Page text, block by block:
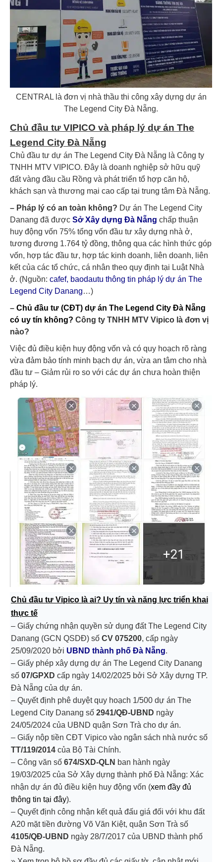
CENTRAL là đơn vị nhà thầu thi công xây dựng dự án
The Legend City Đà Nẵng.
Chủ đầu tư VIPICO và pháp lý dự án The
Legend City Đà Nẵng
Chủ đầu tư dự án The Legend City Đà Nẵng là Công ty
TNHH MTV VIPICO. Đây là doanh nghiệp sở hữu quỹ
đất vàng đầu cầu Rồng và phát triển tổ hợp căn hộ,
khách sạn và thương mại cao cấp tại trung tâm Đà Nẵng.
– Pháp lý có an toàn không? Dự án The Legend City
Danang đã được Sở Xây dựng Đà Nẵng chấp thuận
huy động vốn 75% tổng vốn đầu tư xây dựng nhà ở,
tương đương 1.764 tỷ đồng, thông qua các hình thức góp
vốn, hợp tác đầu tư, hợp tác kinh doanh, liên doanh, liên
kết của các tổ chức, cá nhân theo quy định tại Luật Nhà
ở. (Nguồn: cafef, baodautu thông tin pháp lý dự án The
Legend City Danang…)
– Chủ đầu tư (CĐT) dự án The Legend City Đà Nẵng
có uy tín không? Công ty TNHH MTV Vipico là đơn vị
nào?
Việc đủ điều kiện huy động vốn và có quy hoạch rõ ràng
vừa đảm bảo tính minh bạch dự án, vừa an tâm cho nhà
đầu tư – Giảm rủi ro so với các dự án chưa hoàn thiện
pháp lý.
Chủ đầu tư Vipico là ai? Uy tín và năng lực triển khai
thực tế
– Giấy chứng nhận quyền sử dụng đất The Legend City
Danang (GCN QSDĐ) số CV 075200, cấp ngày
25/09/2020 bởi UBND thành phố Đà Nẵng.
– Giấy phép xây dựng dự án The Legend City Danang
số 07/GPXD cấp ngày 14/02/2025 bởi Sở Xây dựng TP.
Đà Nẵng của dự án.
– Quyết định phê duyệtquy hoạch 1/500 dự án The
Legend City Danang số 2941/QĐ-UBND ngày
24/05/2024 của UBND quận Sơn Trà cho dự án.
– Giấy nộp tiền CĐT Vipico vào ngân sách nhà nước số
TT/119/2014 của Bộ Tài Chính.
– Công văn số 674/SXD-QLN ban hành ngày
19/03/2025 của Sở Xây dựng thành phố Đà Nẵng: Xác
nhận dự án đủ điều kiện huy động vốn (xem đầy đủ
thông tin tại đây).
– Quyết định công nhận kết quả đấu giá đối với khu đất
A20 mặt tiền đường Võ Văn Kiệt, quận Sơn Trà số
4105/QĐ‑UBND ngày 28/7/2017 của UBND thành phố
Đà Nẵng.